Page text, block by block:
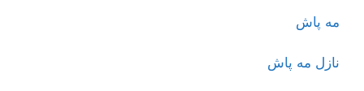
مه پاش
نازل مه پاش